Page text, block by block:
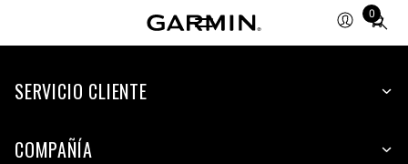
0
Total
items
cart:
SERVICIO CLIENTE
COMPAÑÍA